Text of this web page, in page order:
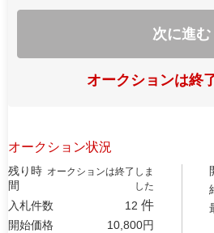
次に進む
オークションは終
オークション状況
残り時
間
オークションは終了しま
した
入札件数 12 件
開始価格 10,800円